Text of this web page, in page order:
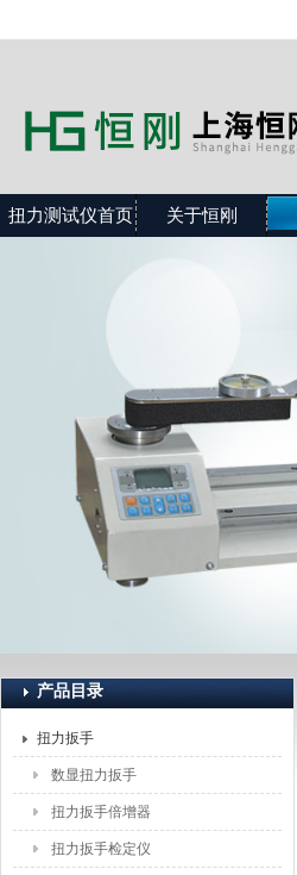
扭力测试仪首页 关于恒刚
产品目录
扭力扳手
数显扭力扳手
扭力扳手倍增器
扭力扳手检定仪